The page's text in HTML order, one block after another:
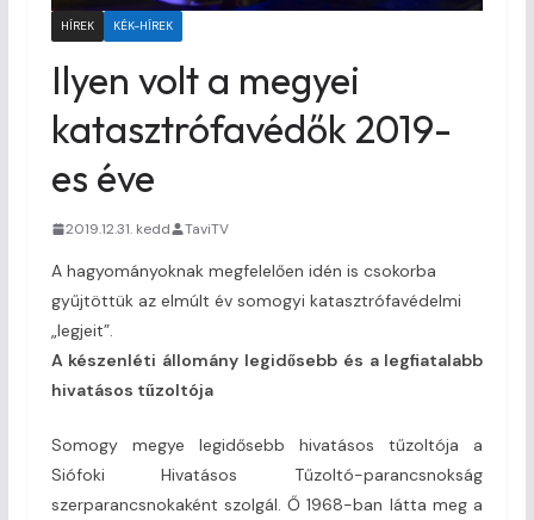
HÍREK KÉK-HÍREK
Ilyen volt a megyei
katasztrófavédők 2019-
es éve
2019.12.31. kedd TaviTV
A hagyományoknak megfelelően idén is csokorba
gyűjtöttük az elmúlt év somogyi katasztrófavédelmi
„legjeit”.
A készenléti állomány legidősebb és a legfiatalabb
hivatásos tűzoltója
Somogy megye legidősebb hivatásos tűzoltója a
Siófoki Hivatásos Tűzoltó-parancsnokság
szerparancsnokaként szolgál. Ő 1968-ban látta meg a